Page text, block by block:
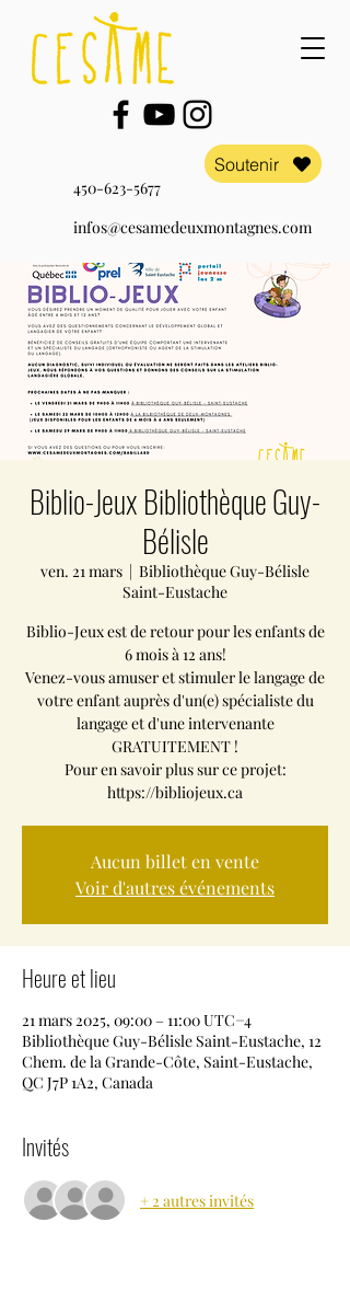
Soutenir
450-623-5677
infos@cesamedeuxmontagnes.com
Biblio-Jeux Bibliothèque Guy-
Bélisle
ven. 21 mars
  |
Bibliothèque Guy-Bélisle
Saint-Eustache
Biblio-Jeux est de retour pour les enfants de
6 mois à 12 ans!
Venez-vous amuser et stimuler le langage de
votre enfant auprès d'un(e) spécialiste du
langage et d'une intervenante
GRATUITEMENT !
Pour en savoir plus sur ce projet:
https://bibliojeux.ca
Aucun billet en vente
Voir d'autres événements
Heure et lieu
21 mars 2025, 09:00 – 11:00 UTC−4
Bibliothèque Guy-Bélisle Saint-Eustache, 12
Chem. de la Grande-Côte, Saint-Eustache,
QC J7P 1A2, Canada
Invités
+ 2 autres invités